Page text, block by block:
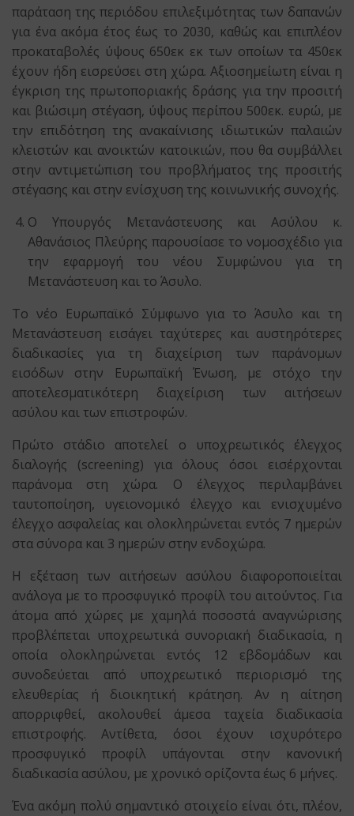
παράταση της περιόδου επιλεξιμότητας των δαπανών
για ένα ακόμα έτος έως το 2030, καθώς και επιπλέον
προκαταβολές ύψους 650εκ εκ των οποίων τα 450εκ
έχουν ήδη εισρεύσει στη χώρα. Αξιοσημείωτη είναι η
έγκριση της πρωτοποριακής δράσης για την προσιτή
και βιώσιμη στέγαση, ύψους περίπου 500εκ. ευρώ, με
την επιδότηση της ανακαίνισης ιδιωτικών παλαιών
κλειστών και ανοικτών κατοικιών, που θα συμβάλλει
στην αντιμετώπιση του προβλήματος της προσιτής
στέγασης και στην ενίσχυση της κοινωνικής συνοχής.
Ο Υπουργός Μετανάστευσης και Ασύλου κ.
Αθανάσιος Πλεύρης παρουσίασε το νομοσχέδιο για
την εφαρμογή του νέου Συμφώνου για τη
Μετανάστευση και το Άσυλο.
Το νέο Ευρωπαϊκό Σύμφωνο για το Άσυλο και τη
Μετανάστευση εισάγει ταχύτερες και αυστηρότερες
διαδικασίες για τη διαχείριση των παράνομων
εισόδων στην Ευρωπαϊκή Ένωση, με στόχο την
αποτελεσματικότερη διαχείριση των αιτήσεων
ασύλου και των επιστροφών.
Πρώτο στάδιο αποτελεί ο υποχρεωτικός έλεγχος
διαλογής (screening) για όλους όσοι εισέρχονται
παράνομα στη χώρα. Ο έλεγχος περιλαμβάνει
ταυτοποίηση, υγειονομικό έλεγχο και ενισχυμένο
έλεγχο ασφαλείας και ολοκληρώνεται εντός 7 ημερών
στα σύνορα και 3 ημερών στην ενδοχώρα.
Η εξέταση των αιτήσεων ασύλου διαφοροποιείται
ανάλογα με το προσφυγικό προφίλ του αιτούντος. Για
άτομα από χώρες με χαμηλά ποσοστά αναγνώρισης
προβλέπεται υποχρεωτικά συνοριακή διαδικασία, η
οποία ολοκληρώνεται εντός 12 εβδομάδων και
συνοδεύεται από υποχρεωτικό περιορισμό της
ελευθερίας ή διοικητική κράτηση. Αν η αίτηση
απορριφθεί, ακολουθεί άμεσα ταχεία διαδικασία
επιστροφής. Αντίθετα, όσοι έχουν ισχυρότερο
προσφυγικό προφίλ υπάγονται στην κανονική
διαδικασία ασύλου, με χρονικό ορίζοντα έως 6 μήνες.
Ένα ακόμη πολύ σημαντικό στοιχείο είναι ότι, πλέον,